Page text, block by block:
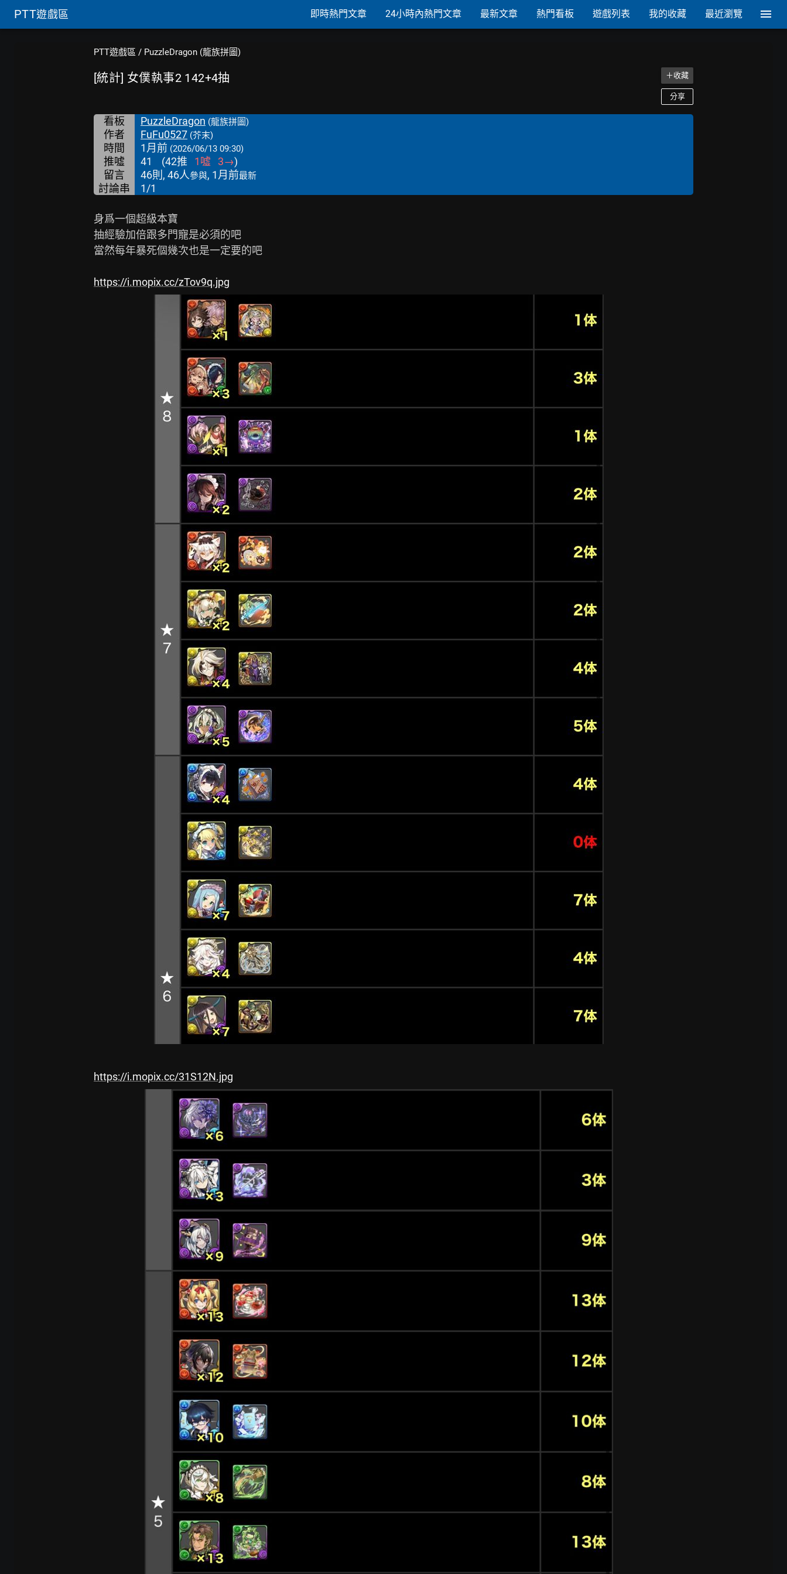
PTT遊戲區 即時熱門文章 24小時內熱門文章 最新文章 熱門看板 遊戲列表 我的收藏 最近瀏覽
PTT遊戲區 / PuzzleDragon (龍族拼圖)
[統計] 女僕執事2 142+4抽 ＋收藏
分享
看板 PuzzleDragon (龍族拼圖)
作者 FuFu0527 (芥末)
時間 1月前 (2026/06/13 09:30)
推噓 41 (42推 1噓 3→)
留言
46則, 46人參與, 1月前最新
討論串 1/1
身爲一個超級本寶
抽經驗加倍跟多門寵是必須的吧
當然每年暴死個幾次也是一定要的吧
https://i.mopix.cc/zTov9q.jpg
https://i.mopix.cc/31S12N.jpg